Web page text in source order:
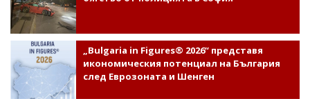
„Bulgaria in Figures® 2026“ представя
икономическия потенциал на България
след Еврозоната и Шенген